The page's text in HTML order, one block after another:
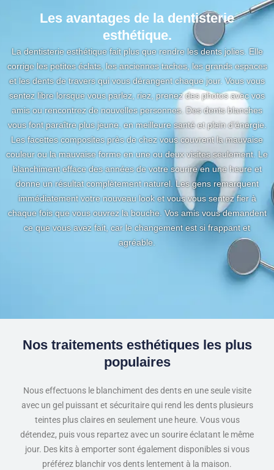
Les avantages de la dentisterie
esthétique.
La dentisterie esthétique fait plus que rendre les dents jolies. Elle
corrige les petites éclats, les anciennes taches, les grands espaces
et les dents de travers qui vous dérangent chaque jour. Vous vous
sentez libre lorsque vous parlez, riez, prenez des photos avec vos
amis ou rencontrez de nouvelles personnes. Des dents blanches
vous font paraître plus jeune, en meilleure santé et plein d’énergie.
Les facettes composites près de chez vous couvrent la mauvaise
couleur ou la mauvaise forme en une ou deux visites seulement. Le
blanchiment efface des années de votre sourire en une heure et
donne un résultat complètement naturel. Les gens remarquent
immédiatement votre nouveau look et vous vous sentez fier à
chaque fois que vous ouvrez la bouche. Vos amis vous demandent
ce que vous avez fait, car le changement est si frappant et
agréable.
Nos traitements esthétiques les plus
populaires
Nous effectuons le blanchiment des dents en une seule visite
avec un gel puissant et sécuritaire qui rend les dents plusieurs
teintes plus claires en seulement une heure. Vous vous
détendez, puis vous repartez avec un sourire éclatant le même
jour. Des kits à emporter sont également disponibles si vous
préférez blanchir vos dents lentement à la maison.